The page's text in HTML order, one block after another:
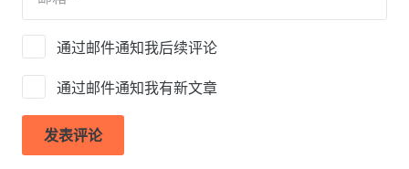
通过邮件通知我后续评论
通过邮件通知我有新文章
发表评论